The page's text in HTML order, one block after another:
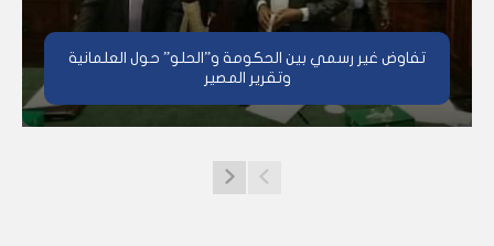
تفاوض غير رسمي بين الحكومة و”الحلو” حول العلمانية
وتقرير المصير